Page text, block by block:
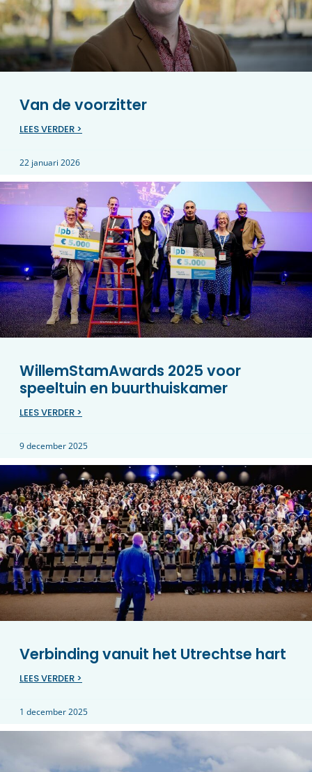
Van de voorzitter
LEES VERDER >
22 januari 2026
WillemStamAwards 2025 voor
speeltuin en buurthuiskamer
LEES VERDER >
9 december 2025
Verbinding vanuit het Utrechtse hart
LEES VERDER >
1 december 2025